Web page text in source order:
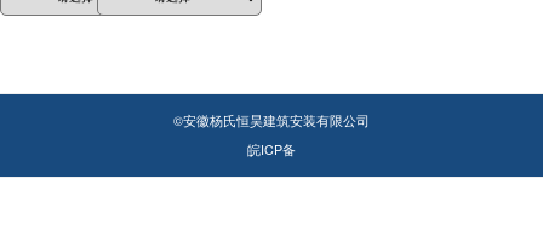
©安徽杨氏恒昊建筑安装有限公司
皖ICP备